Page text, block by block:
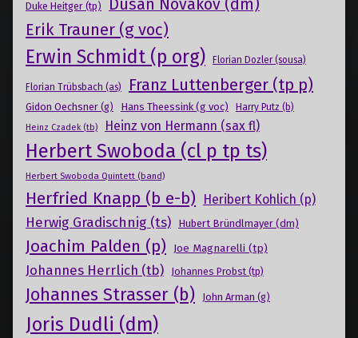
Duke Heitger (tp) Dusan Novakov (dm)
Erik Trauner (g voc)
Erwin Schmidt (p org) Florian Dozler (sousa)
Florian Trübsbach (as) Franz Luttenberger (tp p)
Gidon Oechsner (g) Hans Theessink (g voc) Harry Putz (b)
Heinz Czadek (tb) Heinz von Hermann (sax fl)
Herbert Swoboda (cl p tp ts)
Herbert Swoboda Quintett (band)
Herfried Knapp (b e-b) Heribert Kohlich (p)
Herwig Gradischnig (ts) Hubert Bründlmayer (dm)
Joachim Palden (p) Joe Magnarelli (tp)
Johannes Herrlich (tb) Johannes Probst (tp)
Johannes Strasser (b) John Arman (g)
Joris Dudli (dm)